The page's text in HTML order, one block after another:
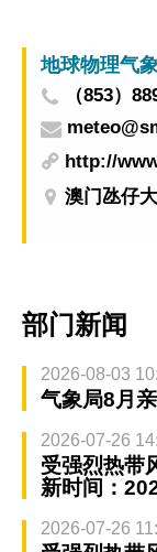
地球物理气
（853）
http://
澳门氹仔
部门新闻
2026-08-03
气象局8月
2026-07-26
受强烈热带
新时间：
2026-07-26